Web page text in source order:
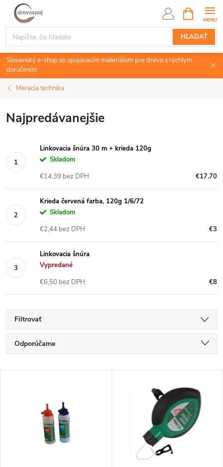
Prejsť
obsah
HĽADAŤ
KOŠÍK
Slovenský e-shop so spojovacím materiálom pre drevo s rýchlym
doručením
Meracia technika
Najpredávanejšie
Linkovacia šnúra 30 m + krieda 120g
Skladom
€17,70
€14,39 bez DPH
Krieda červená farba, 120g 1/6/72
Skladom
€3
€2,44 bez DPH
Linkovacia šnúra
Vypredané
€8
€6,50 bez DPH
Filtrovať
R
a
Odporúčame
Najpredávanejšie
Abecedne